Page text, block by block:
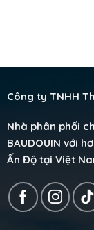
Công ty TNHH
Nhà phân phối
BAUDOUIN với
Ấn Độ tại Việt